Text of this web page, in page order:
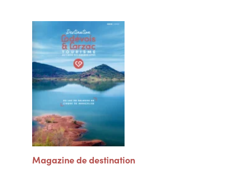
Magazine de destination